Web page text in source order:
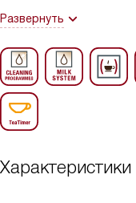
Развернуть
Характеристики